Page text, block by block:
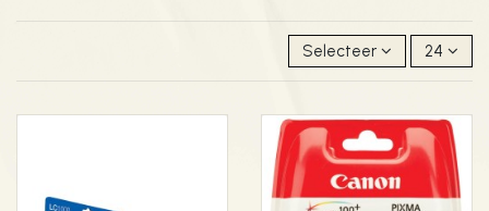
Selecteer 24